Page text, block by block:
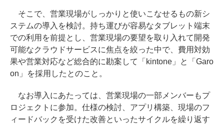
そこで、営業現場がしっかりと使いこなせるもの新シ
ステムの導入を検討。持ち運びが容易なタブレット端末
での利用を前提とし、営業現場の要望を取り入れて開発
可能なクラウドサービスに焦点を絞った中で、費用対効
果や営業対応など総合的に勘案して「kintone」と「Garo
on」を採用したとのこと。
なお導入にあたっては、営業現場の一部メンバーもプ
ロジェクトに参加。仕様の検討、アプリ構築、現場のフ
ィードバックを受けた改善といったサイクルを繰り返す